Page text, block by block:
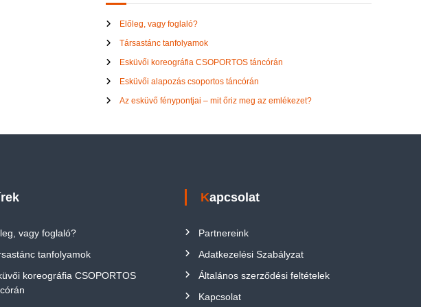
Előleg, vagy foglaló?
Társastánc tanfolyamok
Esküvői koreográfia CSOPORTOS táncórán
Esküvői alapozás csoportos táncórán
Az esküvő fénypontjai – mit őriz meg az emlékezet?
vagy foglaló?
tanfolyamok
koreográfia CSOPORTOS
Kapcsolat
Partnereink
Adatkezelési Szabályzat
Általános szerződési feltételek
Kapcsolat